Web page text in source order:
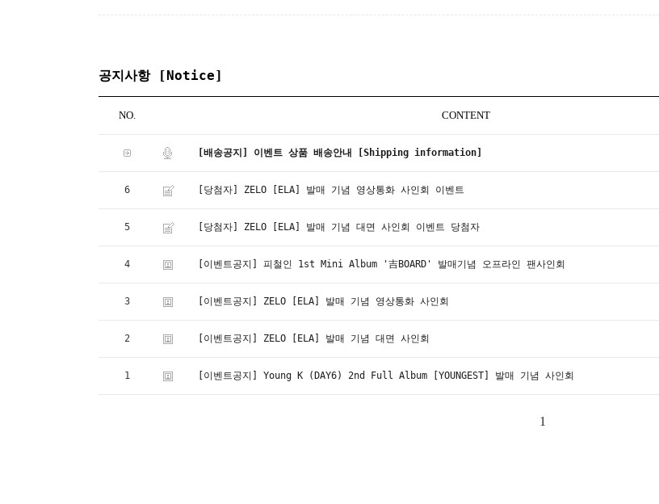
공지사항 [Notice]
NO. CONTENT
[배송공지] 이벤트 상품 배송안내 [Shipping information]
6 [당첨자] ZELO [ELA] 발매 기념 영상통화 사인회 이벤트
5 [당첨자] ZELO [ELA] 발매 기념 대면 사인회 이벤트 당첨자
4 [이벤트공지] 피철인 1st Mini Album '吉BOARD' 발매기념 오프라인 팬사인회
3 [이벤트공지] ZELO [ELA] 발매 기념 영상통화 사인회
2 [이벤트공지] ZELO [ELA] 발매 기념 대면 사인회
1 [이벤트공지] Young K (DAY6) 2nd Full Album [YOUNGEST] 발매 기념 사인회
1